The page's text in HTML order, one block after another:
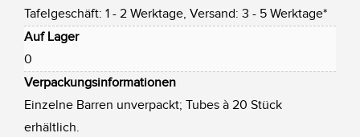
Tafelgeschäft: 1 - 2 Werktage, Versand: 3 - 5 Werktage*
Auf Lager
0
Verpackungsinformationen
Einzelne Barren unverpackt; Tubes à 20 Stück
erhältlich.